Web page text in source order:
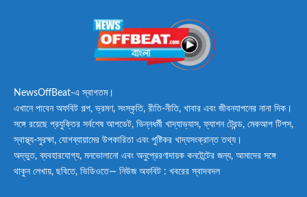
NewsOffBeat-এ স্বাগতম।
এখানে পাবেন অফবিট গল্প, ভ্রমণ, সংস্কৃতি, রীতি-নীতি, খাবার এবং জীবনযাপনের নানা দিক।
সঙ্গে রয়েছে প্রযুক্তির সর্বশেষ আপডেট, ভিন্নধর্মী খাদ্যাভ্যাস, ফ্যাশন ট্রেন্ড, মেকআপ টিপস,
স্বাস্থ্য-সুরক্ষা, যোগব্যায়ামের উপকারিতা এবং পুষ্টিকর খাদ্যসংক্রান্ত তথ্য।
অদ্ভুত, ব্যবহারযোগ্য, মনভোলানো এবং অনুপ্রেরণাদায়ক কনটেন্টের জন্য, আমাদের সঙ্গে
থাকুন লেখায়, ছবিতে, ভিডিওতে— নিউজ অফবিট : খবরের স্বাদবদল